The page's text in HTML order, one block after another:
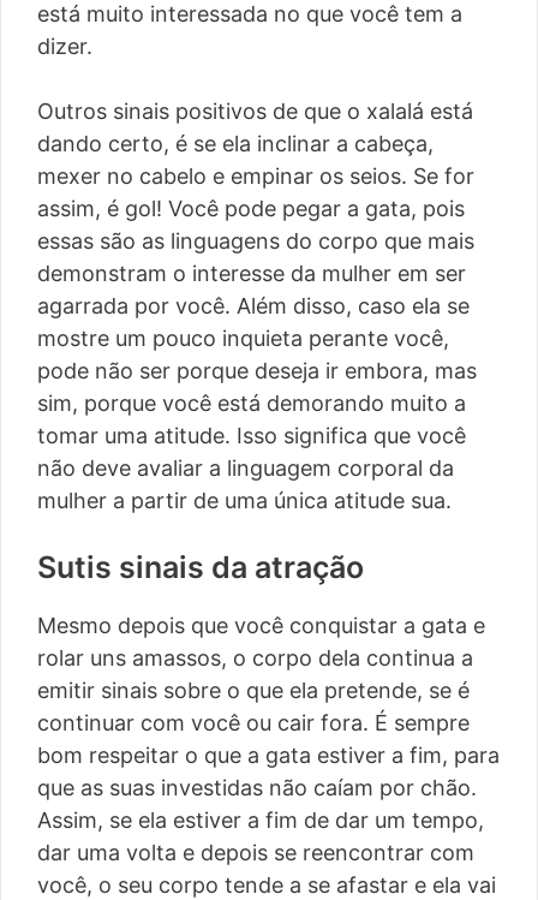
está muito interessada no que você tem a
dizer.
Outros sinais positivos de que o xalalá está
dando certo, é se ela inclinar a cabeça,
mexer no cabelo e empinar os seios. Se for
assim, é gol! Você pode pegar a gata, pois
essas são as linguagens do corpo que mais
demonstram o interesse da mulher em ser
agarrada por você. Além disso, caso ela se
mostre um pouco inquieta perante você,
pode não ser porque deseja ir embora, mas
sim, porque você está demorando muito a
tomar uma atitude. Isso significa que você
não deve avaliar a linguagem corporal da
mulher a partir de uma única atitude sua.
Sutis sinais da atração
Mesmo depois que você conquistar a gata e
rolar uns amassos, o corpo dela continua a
emitir sinais sobre o que ela pretende, se é
continuar com você ou cair fora. É sempre
bom respeitar o que a gata estiver a fim, para
que as suas investidas não caíam por chão.
Assim, se ela estiver a fim de dar um tempo,
dar uma volta e depois se reencontrar com
você, o seu corpo tende a se afastar e ela vai